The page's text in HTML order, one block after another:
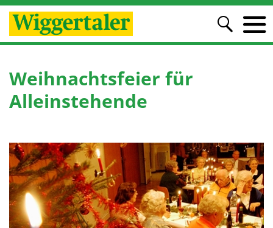
Weihnachtsfeier für
Alleinstehende